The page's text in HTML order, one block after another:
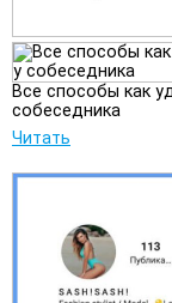
Все способы как
собеседника
Читать